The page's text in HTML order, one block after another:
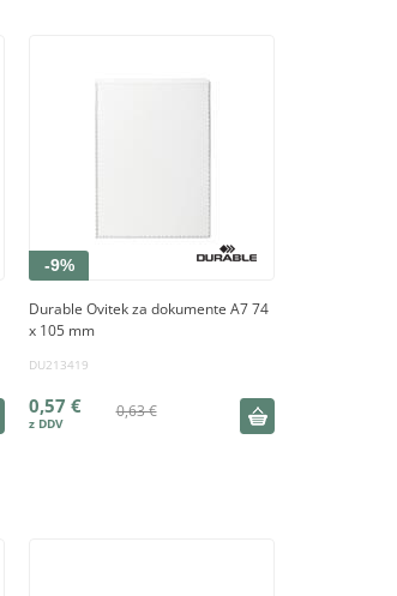
-9%
Durable Ovitek za dokumente A7 74
x 105 mm
DU213419
0,63 €
0,57 €